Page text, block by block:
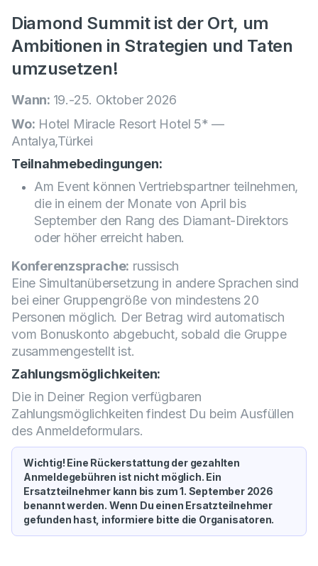
Diamond Summit ist der Ort, um
Ambitionen in Strategien und Taten
umzusetzen!
Wann: 19.-25. Oktober 2026
Wo: Hotel Miracle Resort Hotel 5* —
Antalya,Türkei
Teilnahmebedingungen:
Am Event können Vertriebspartner teilnehmen,
die in einem der Monate von April bis
September den Rang des Diamant-Direktors
oder höher erreicht haben.
Konferenzsprache: russisch
Eine Simultanübersetzung in andere Sprachen sind
bei einer Gruppengröße von mindestens 20
Personen möglich. Der Betrag wird automatisch
vom Bonuskonto abgebucht, sobald die Gruppe
zusammengestellt ist.
Zahlungsmöglichkeiten:
Die in Deiner Region verfügbaren
Zahlungsmöglichkeiten findest Du beim Ausfüllen
des Anmeldeformulars.
Wichtig! Eine Rückerstattung der gezahlten
Anmeldegebühren ist nicht möglich. Ein
Ersatzteilnehmer kann bis zum 1. September 2026
benannt werden. Wenn Du einen Ersatzteilnehmer
gefunden hast, informiere bitte die Organisatoren.